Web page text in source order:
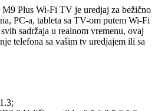
M9 Plus Wi-Fi TV je uredjaj za bežično
PC-a, tableta sa TV-om putem Wi-Fi
sadržaja u realnom vremenu, ovaj
telefona sa vašim tv uredjajem ili sa